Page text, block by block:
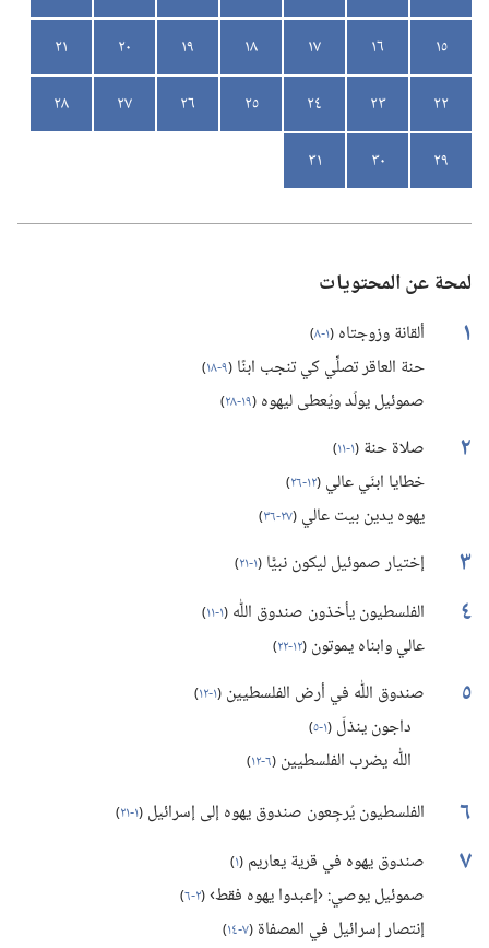
١٥
١٦ ١٧ ١٨ ١٩ ٢٠
٢١
٢٢
٢٣ ٢٤ ٢٥ ٢٦ ٢٧
٢٨
٢٩
٣٠ ٣١
لمحة عن المحتويات
١ ألقانة وزوجتاه (‏١-‏٨ )‏
حنة العاقر تصلِّي كي تنجب ابنًا (‏٩-‏١٨ )‏
صموئيل يولَد ويُعطى ليهوه (‏١٩-‏٢٨ )‏
٢ صلاة حنة (‏١-‏١١ )‏
خطايا ابنَي عالي (‏١٢-‏٢٦ )‏
يهوه يدين بيت عالي (‏٢٧-‏٣٦ )‏
٣ إختيار صموئيل ليكون نبيًّا (‏١-‏٢١ )‏
٤ الفلسطيون يأخذون صندوق اللّٰه (‏١-‏١١ )‏
عالي وابناه يموتون (‏١٢-‏٢٢ )‏
٥ صندوق اللّٰه في أرض الفلسطيين (‏١-‏١٢ )‏
داجون ينذلّ (‏١-‏٥ )‏
اللّٰه يضرب الفلسطيين (‏٦-‏١٢ )‏
٦ الفلسطيون يُرجِعون صندوق يهوه إلى إسرائيل (‏١-‏٢١ )‏
٧ صندوق يهوه في قرية يعاريم (‏١)‏
صموئيل يوصي:‏ ‹إعبدوا يهوه فقط›(‏٢-‏٦ )‏
إنتصار إسرائيل في المصفاة (‏٧-‏١٤ )‏